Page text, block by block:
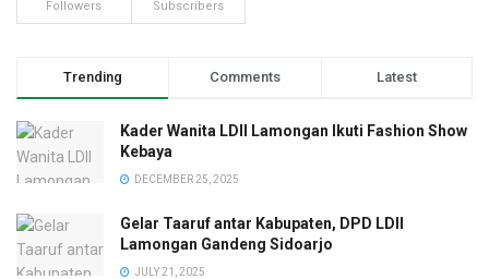
Followers Subscribers
Trending Comments Latest
Kader Wanita LDII Lamongan Ikuti Fashion Show
Kebaya
DECEMBER 25, 2025
Gelar Taaruf antar Kabupaten, DPD LDII
Lamongan Gandeng Sidoarjo
JULY 21, 2025